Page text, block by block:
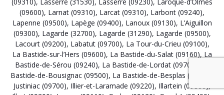
(09310), Lasserre (31530), Lasserre (09230), Laroque-d’Olmes
(09600), Larnat (09310), Larcat (09310), Larbont (09240),
Lapenne (09500), Lapège (09400), Lanoux (09130), L’Aiguillon
(09300), Lagarde (32700), Lagarde (31290), Lagarde (09500),
Lacourt (09200), Labatut (09700), La Tour-du-Crieu (09100),
La Bastide-sur-l’Hers (09600), La Bastide-du-Salat (09160), La
Bastide-de-Sérou (09240), La Bastide-de-Lordat (09700)
Bastide-de-Bousignac (09500), La Bastide-de-Besplas (09350)
Justiniac (09700), Illier-et-Laramade (09220), Illartein (09800),